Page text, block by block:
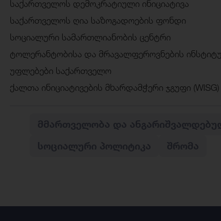
საქართველოს დემოკრატიული ინიციატივა
საქართველოს ღია საზოგადოების ფონდი
სოციალური სამართლიანობის ცენტრი
ტოლერანტობისა და მრავალფეროვნების
უფლებები საქართველო
ქალთა ინიციატივების მხარდამჭერი ჯგუფი (WISG)